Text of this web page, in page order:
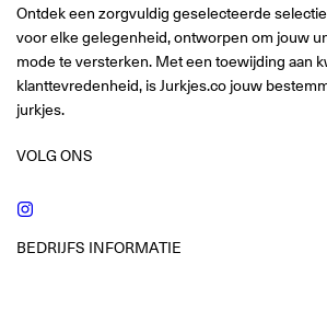
Ontdek een zorgvuldig geselecteerde
voor elke gelegenheid, ontworpen om jouw
mode te versterken. Met een toewijding aan
klanttevredenheid, is Jurkjes.co jouw
jurkjes.
VOLG ONS
BEDRIJFS INFORMATIE